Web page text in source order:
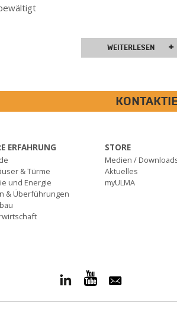
WEITERLESEN +
ERFAHRUNG
& Türme
und Energie
& Überführungen
STORE
Medien /
Aktuelles
myULMA